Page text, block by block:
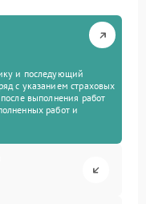
и последующий
с указанием страховых
выполнения работ
работ и